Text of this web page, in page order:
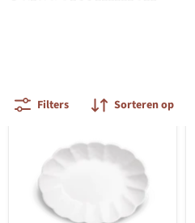
Filters Sorteren op